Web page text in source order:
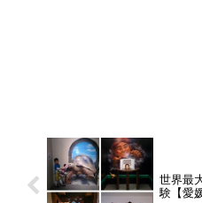
世界最
験【愛